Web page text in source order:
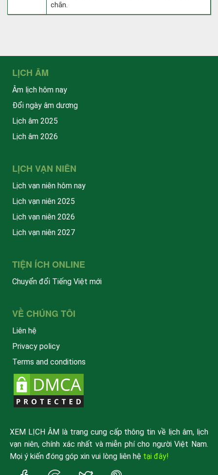
chắn.
LỊCH ÂM
Âm lịch hôm nay
Đổi ngày âm dương
Lịch âm 2025
Lịch âm 2026
LỊCH VẠN NIÊN
Lịch vạn niên hôm nay
Lịch vạn niên 2025
Lịch vạn niên 2026
Lịch vạn niên 2027
TIỆN ÍCH ONLINE
Chuyển đổi Tiếng Việt mới
VỀ CHÚNG TÔI
Liên hệ
Privacy policy
Terms and conditions
XEM LỊCH ÂM là trang cung cấp thông tin về lịch âm, lịch
vạn niên, chính xác nhất và miễn phí cho người Việt Nam.
Mọi ý kiến đóng góp xin vui lòng liên hệ tại đây!